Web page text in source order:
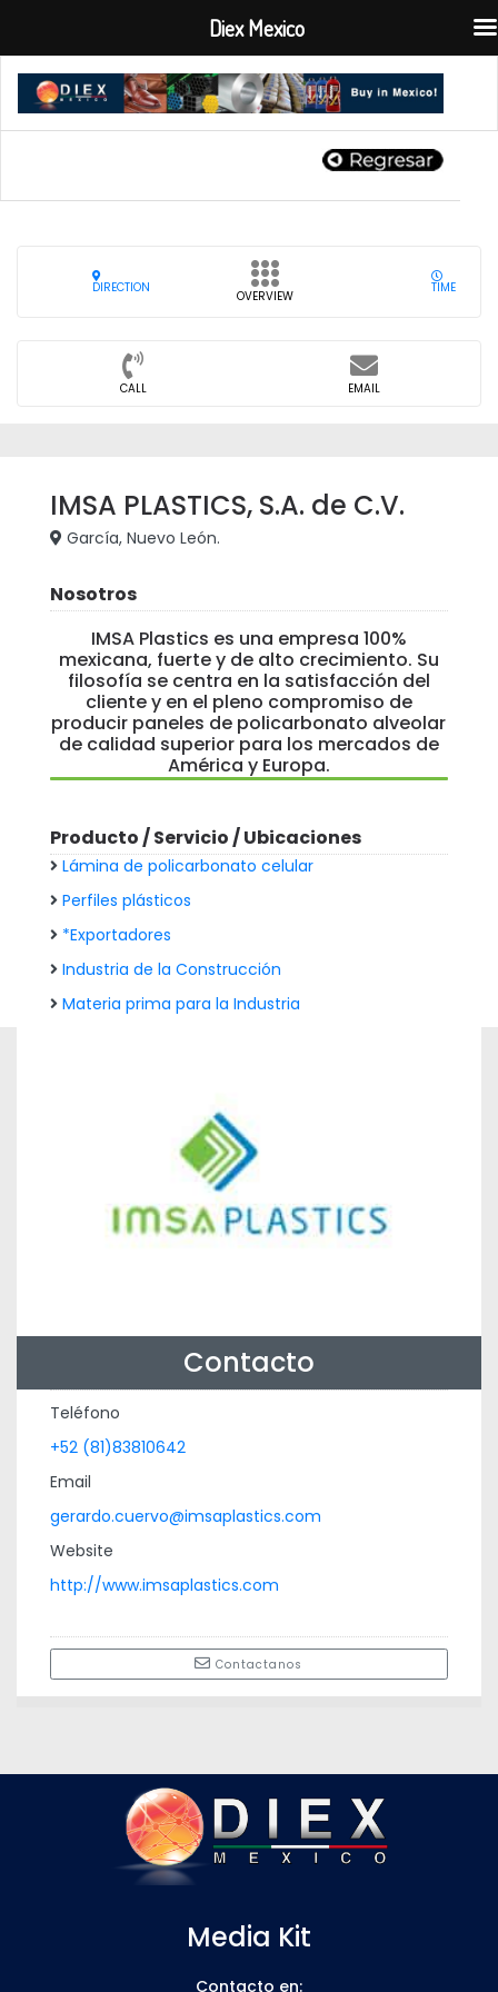
DIRECTION
OVERVIEW
TIME
CALL EMAIL
IMSA PLASTICS, S.A. de C.V.
García, Nuevo León.
Nosotros
IMSA Plastics es una empresa 100%
mexicana, fuerte y de alto crecimiento. Su
filosofía se centra en la satisfacción del
cliente y en el pleno compromiso de
producir paneles de policarbonato alveolar
de calidad superior para los mercados de
América y Europa.
Producto / Servicio / Ubicaciones
Lámina de policarbonato celular
Perfiles plásticos
*Exportadores
Industria de la Construcción
Materia prima para la Industria
Contacto
Teléfono
+52 (81)83810642
Email
gerardo.cuervo@imsaplastics.com
Website
http://www.imsaplastics.com
Contactanos
Media Kit
Contacto en:
Diex Mexico